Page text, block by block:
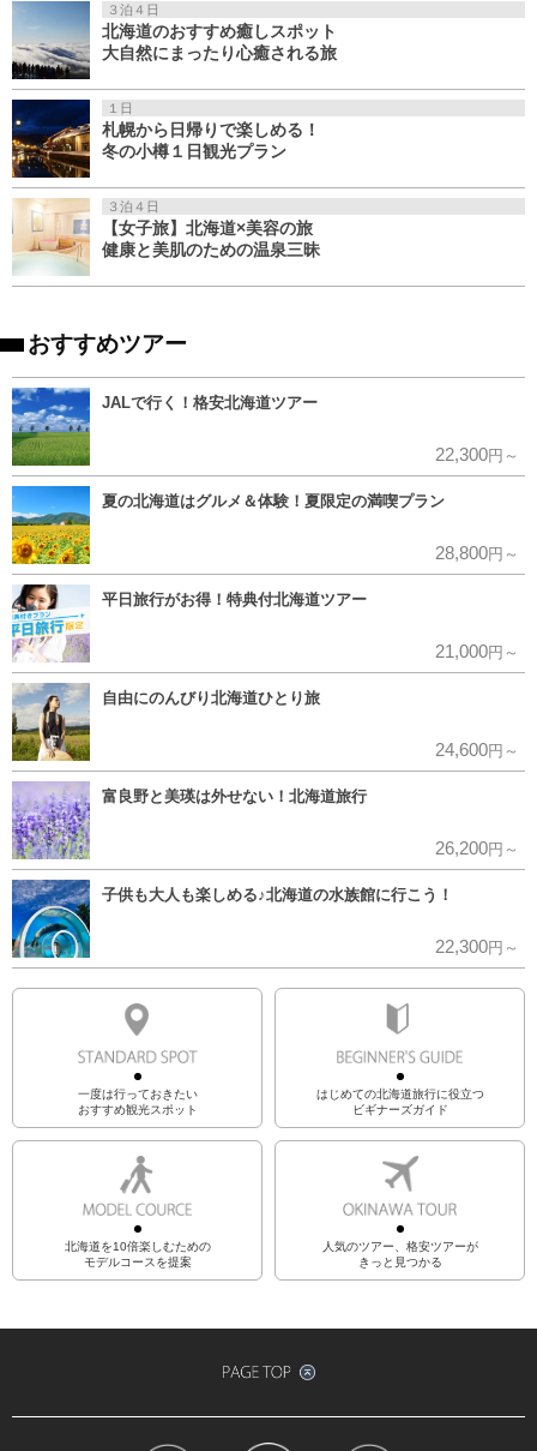
３泊４日
北海道のおすすめ癒しスポット
大自然にまったり心癒される旅
１日
札幌から日帰りで楽しめる！
冬の小樽１日観光プラン
３泊４日
【女子旅】北海道×美容の旅
健康と美肌のための温泉三昧
おすすめツアー
JALで行く！格安北海道ツアー
22,300円～
夏の北海道はグルメ＆体験！夏限定の満喫プラン
28,800円～
平日旅行がお得！特典付北海道ツアー
21,000円～
自由にのんびり北海道ひとり旅
24,600円～
富良野と美瑛は外せない！北海道旅行
26,200円～
子供も大人も楽しめる♪北海道の水族館に行こう！
22,300円～
一度は行っておきたい
おすすめ観光スポット
はじめての北海道旅行に役立つ
ビギナーズガイド
北海道を10倍楽しむための
モデルコースを提案
人気のツアー、格安ツアーが
きっと見つかる